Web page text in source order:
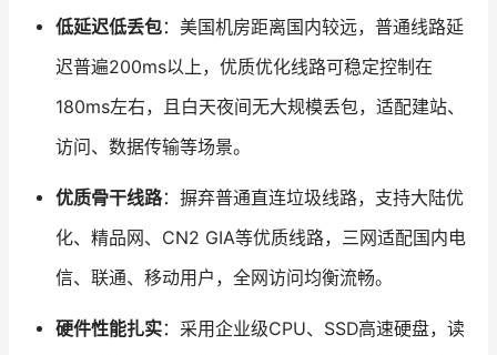
低延迟低丢包：美国机房距离国内较远，普通线路延
迟普遍200ms以上，优质优化线路可稳定控制在
180ms左右，且白天夜间无大规模丢包，适配建站、
访问、数据传输等场景。
优质骨干线路：摒弃普通直连垃圾线路，支持大陆优
化、精品网、CN2 GIA等优质线路，三网适配国内电
信、联通、移动用户，全网访问均衡流畅。
硬件性能扎实：采用企业级CPU、SSD高速硬盘，读